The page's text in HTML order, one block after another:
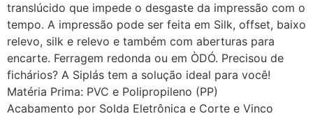
translúcido que impede o desgaste da impressão com o
tempo. A impressão pode ser feita em Silk, offset, baixo
relevo, silk e relevo e também com aberturas para
encarte. Ferragem redonda ou em ÒDÓ. Precisou de
fichários? A Siplás tem a solução ideal para você!
Matéria Prima: PVC e Polipropileno (PP)
Acabamento por Solda Eletrônica e Corte e Vinco